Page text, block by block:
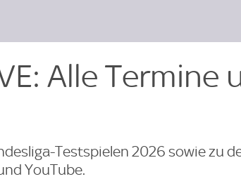
Alle Termine
Testspielen 2026 sowie zu
YouTube.